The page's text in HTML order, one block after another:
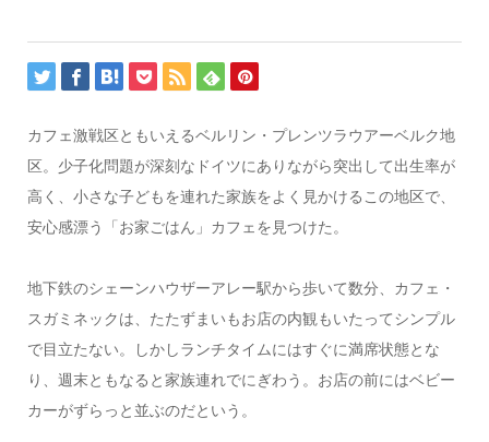
カフェ激戦区ともいえるベルリン・プレンツラウアーベルク地
区。少子化問題が深刻なドイツにありながら突出して出生率が
高く、小さな子どもを連れた家族をよく見かけるこの地区で、
安心感漂う「お家ごはん」カフェを見つけた。
地下鉄のシェーンハウザーアレー駅から歩いて数分、カフェ・
スガミネックは、たたずまいもお店の内観もいたってシンプル
で目立たない。しかしランチタイムにはすぐに満席状態とな
り、週末ともなると家族連れでにぎわう。お店の前にはベビー
カーがずらっと並ぶのだという。